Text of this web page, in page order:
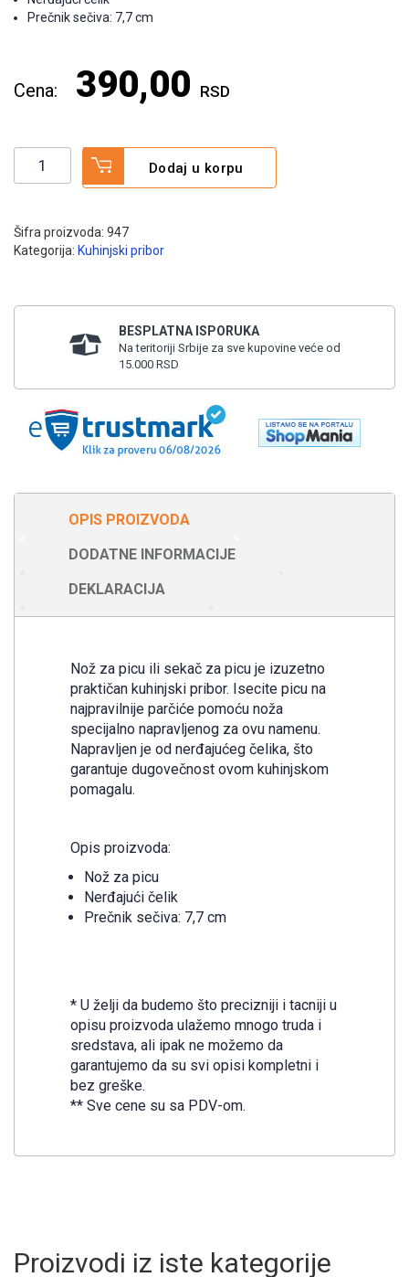
Prečnik sečiva: 7,7 cm
390,00 RSD
Dodaj u korpu
Šifra proizvoda: 947
Kategorija: Kuhinjski pribor
BESPLATNA ISPORUKA
Na teritoriji Srbije za sve kupovine veće od
15.000 RSD
OPIS PROIZVODA
DODATNE INFORMACIJE
DEKLARACIJA
Nož za picu ili sekač za picu je izuzetno
praktičan kuhinjski pribor. Isecite picu na
najpravilnije parčiće pomoću noža
specijalno napravljenog za ovu namenu.
Napravljen je od nerđajućeg čelika, što
garantuje dugovečnost ovom kuhinjskom
pomagalu.
Opis proizvoda:
Nož za picu
Nerđajući čelik
Prečnik sečiva: 7,7 cm
* U želji da budemo što precizniji i tacniji u
opisu proizvoda ulažemo mnogo truda i
sredstava, ali ipak ne možemo da
garantujemo da su svi opisi kompletni i
bez greške.
** Sve cene su sa PDV-om.
Proizvodi iz iste kategorije